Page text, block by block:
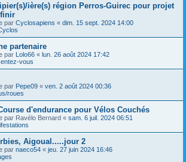
ière(s) région Perros-Guirec pour projet
par Cyclosapiens « dim. 15 sept. 2024 14:00
partenaire
par Lolo66 « lun. 26 août 2024 17:42
vous
par Pepe09 « ven. 2 août 2024 00:36
roues
d'endurance pour Vélos Couchés
par Ravélo Bernard « sam. 6 juil. 2024 06:51
Aigoual.....jour 2
par naeco54 « jeu. 27 juin 2024 16:46